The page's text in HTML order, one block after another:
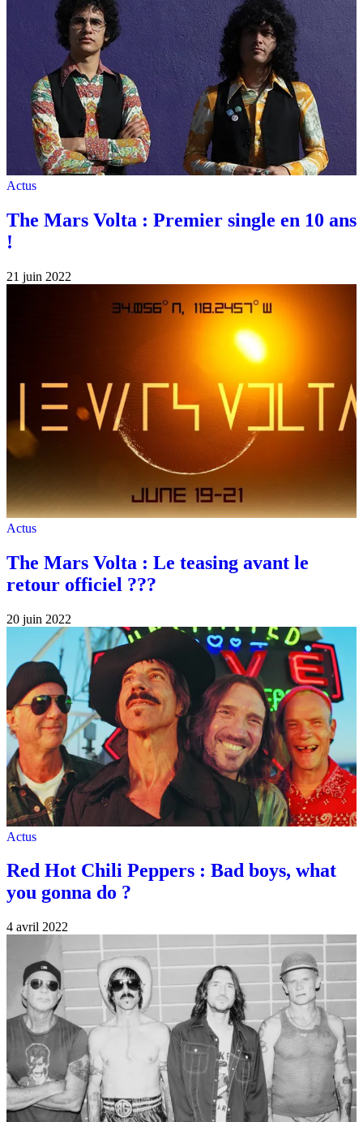
Actus
The Mars Volta : Premier single en 10 ans
!
21 juin 2022
Actus
The Mars Volta : Le teasing avant le
retour officiel ???
20 juin 2022
Actus
Red Hot Chili Peppers : Bad boys, what
you gonna do ?
4 avril 2022